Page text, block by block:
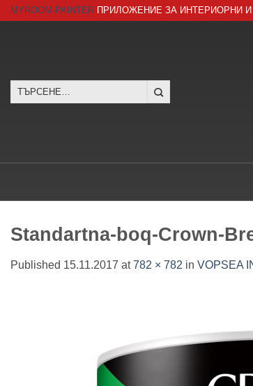
SkipMYROOM-PAINTER ПРИЛОЖЕНИЕ ЗА ИНТЕРИОРНИ
Търсене
Standartna-boq-Crown-
Published 15.11.2017 at782 × 782 in VOPSEA